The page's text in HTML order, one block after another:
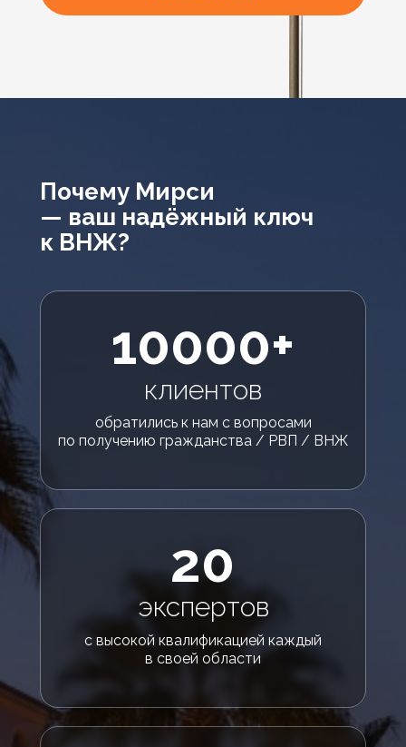
10000+
обратились к нам с вопросами
по получению гражданства / РВП / ВНЖ
клиентов
Почему Мирси
— ваш надёжный ключ
к ВНЖ?
экспертов
с высокой квалификацией каждый
в своей области
20